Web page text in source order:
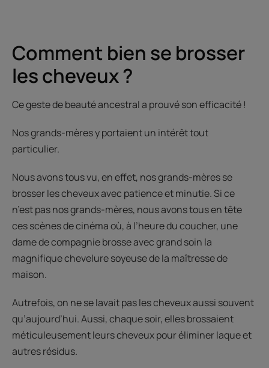
Comment bien se brosser
les cheveux ?
Ce geste de beauté ancestral a prouvé son efficacité !
Nos grands-mères y portaient un intérêt tout
particulier.
Nous avons tous vu, en effet, nos grands-mères se
brosser les cheveux avec patience et minutie. Si ce
n’est pas nos grands-mères, nous avons tous en tête
ces scènes de cinéma où, à l’heure du coucher, une
dame de compagnie brosse avec grand soin la
magnifique chevelure soyeuse de la maîtresse de
maison.
Autrefois, on ne se lavait pas les cheveux aussi souvent
qu’aujourd’hui. Aussi, chaque soir, elles brossaient
méticuleusement leurs cheveux pour éliminer laque et
autres résidus.